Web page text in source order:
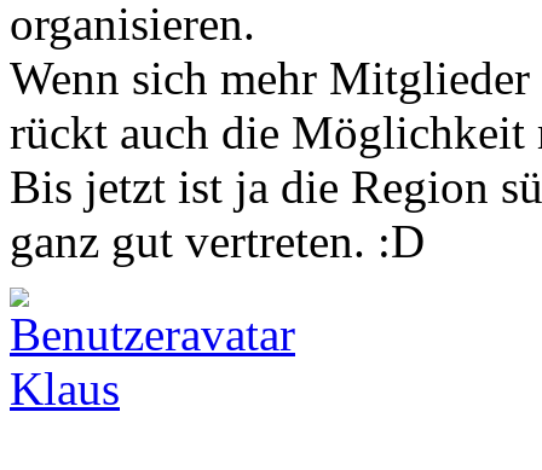
organisieren.
Wenn sich mehr
rückt auch die Möglichkeit
Bis jetzt ist ja die Region
ganz gut vertreten. :D
Klaus